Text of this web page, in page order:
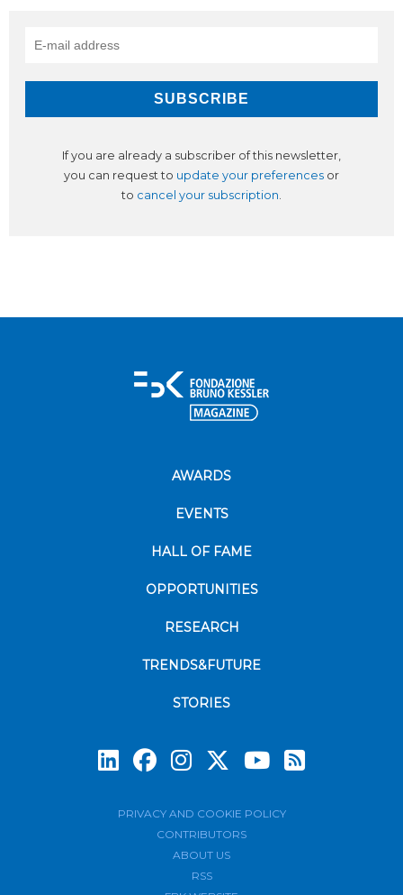
If you are already a subscriber of this newsletter,
you can request to update your preferences or
to cancel your subscription.
AWARDS
EVENTS
HALL OF FAME
OPPORTUNITIES
RESEARCH
TRENDS&FUTURE
STORIES
PRIVACY AND COOKIE POLICY
CONTRIBUTORS
ABOUT US
RSS